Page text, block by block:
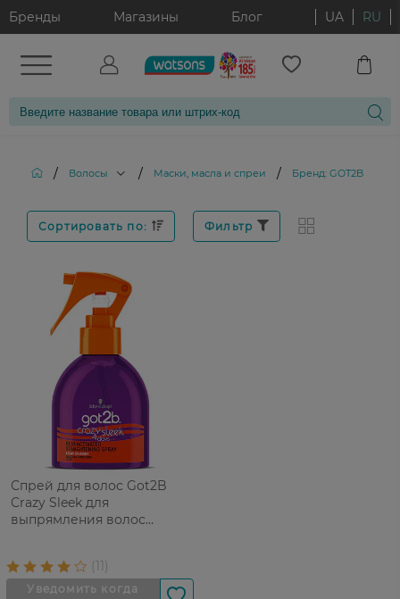
Бренды Магазины Блог UA RU
/ Волосы / Маски, масла и спреи / Бренд: GOT2B
Сортировать по: Фильтр
Спрей для волос Got2B
Crazy Sleek для
выпрямления волос